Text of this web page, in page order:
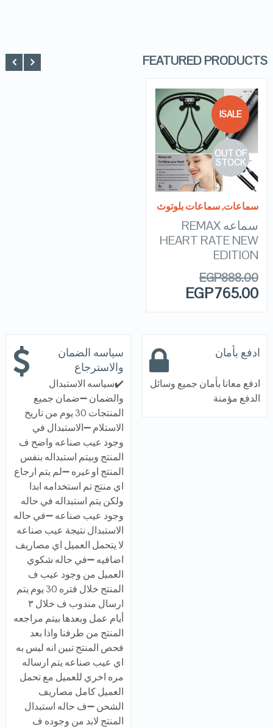
FEATURED PRODUCTS
SALE!
OUT OF
STOCK
QUICK LOOK
VIEW DETAILS
READ MORE
سماعات,سماعات بلوتوث
سماعه REMAX
HEART RATE NEW
EDITION
EGP888.00
EGP765.00
ادفع بأمان
ادفع معانا بأمان جميع وسائل
الدفع مؤمنة
سياسه الضمان
والاسترجاع
✔️سياسه الاستبدال
والضمان ➖ضمان جميع
المنتجات 30 يوم من تاريخ
الاستلام ➖الاستبدال في
وجود عيب صناعه واضح ف
المنتج وبيتم استبداله بنفس
المنتج او غيره ➖لم يتم ارجاع
اي منتج تم استخدامه ابدا
ولكن يتم استبداله في حاله
وجود عيب صناعه ➖في حاله
الاستبدال نتيجة عيب صناعه
لا يتحمل العميل اي مصاريف
اضافيه ➖في حاله شكوي
العميل من وجود عيب ف
المنتج خلال فتره 30 يوم يتم
ارسال مندوب ف خلال ٣
أيام عمل وبعدها بيتم مراجعه
المنتج من طرفنا واذا بعد
فحص المنتج تبين انه ليس به
اي عيب صناعه يتم ارساله
مره اخري للعميل مع تحمل
العميل كامل مصاريف
الشحن ➖ف حاله استبدال
المنتج لابد من وجوده ف